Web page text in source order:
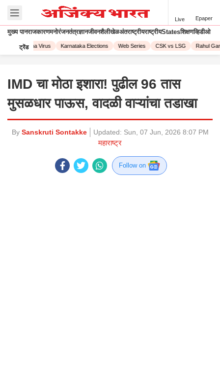
Live Epaper
मुख्य पानराजकारणमनोरंजनतंत्रज्ञानजीवनशैलीखेळअंतराष्ट्रीयराष्ट्रीयStatesशिक्षणव्हिडीओ
ट्रेंड
Corona Virus Karnataka Elections Web Series CSK vs LSG Rahul
IMD चा मोठा इशारा! पुढील 96 तास
मुसळधार पाऊस, वादळी वाऱ्यांचा तडाखा
By Sanskruti Sontakke Updated: Sun, 07 Jun, 2026 8:07 PM
महाराष्ट्र
Follow on